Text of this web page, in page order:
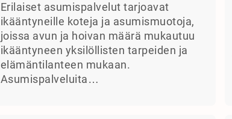
Erilaiset asumispalvelut tarjoavat
ikääntyneille koteja ja asumismuotoja,
joissa avun ja hoivan määrä mukautuu
ikääntyneen yksilöllisten tarpeiden ja
elämäntilanteen mukaan.
Asumispalveluita…